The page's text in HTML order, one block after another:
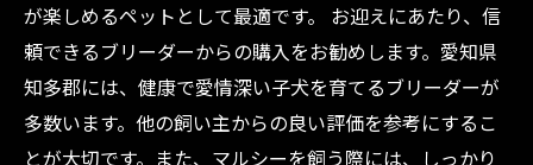
が楽しめるペットとして最適です。 お迎えにあたり、信
頼できるブリーダーからの購入をお勧めします。愛知県
知多郡には、健康で愛情深い子犬を育てるブリーダーが
多数います。他の飼い主からの良い評価を参考にするこ
とが大切です。また、マルシーを飼う際には、しっかり